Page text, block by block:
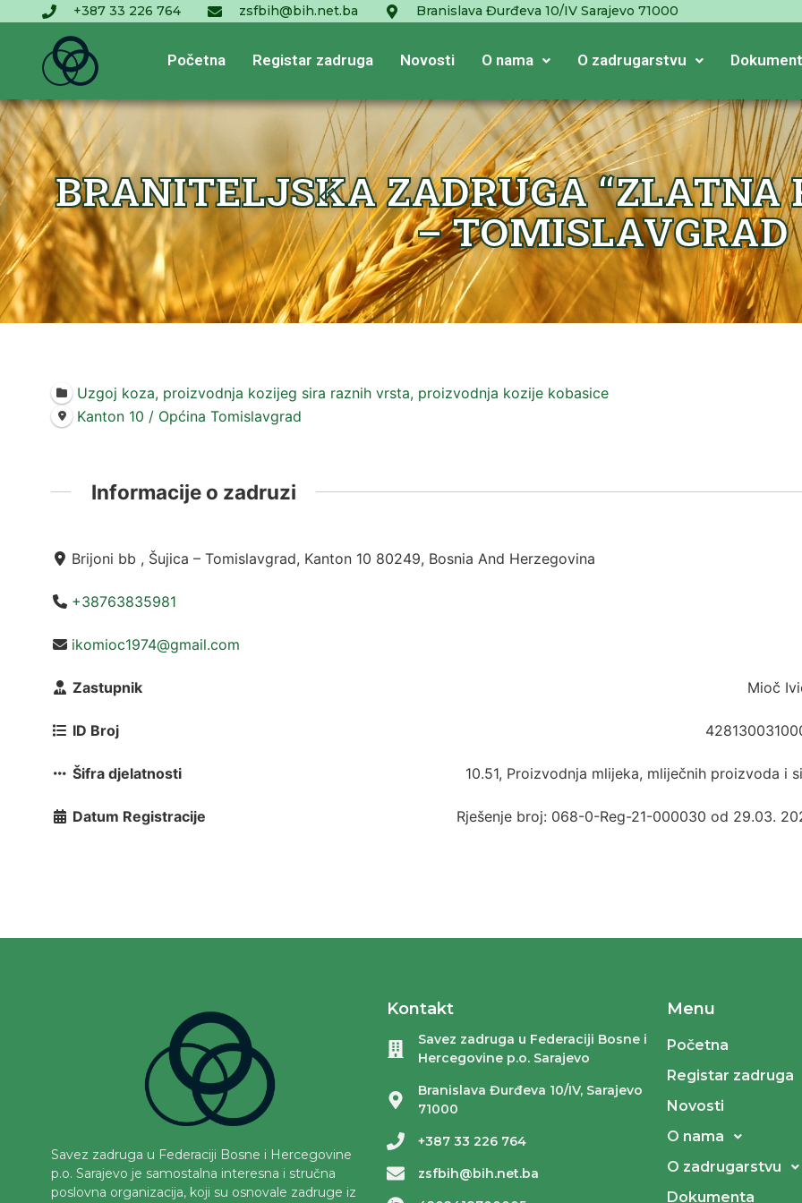
+387 33 226 764 zsfbih@bih.net.ba Branislava Đurđeva 10/IV Sarajevo 71000
Početna Registar zadruga Novosti O nama O zadrugarstvu
BRANITELJSKA ZADRUGA “ZLATNA
– TOMISLAVGRAD
Uzgoj koza, proizvodnja kozijeg sira raznih vrsta, proizvodnja kozije kobasice
Kanton 10 / Općina Tomislavgrad
Informacije o zadruzi
Brijoni bb , Šujica – Tomislavgrad, Kanton 10 80249, Bosnia And Herzegovina
+38763835981
ikomioc1974@gmail.com
Zastupnik Mioč
ID Broj
Šifra djelatnosti 10.51, Proizvodnja mlijeka, mliječnih proizvoda i
Datum Registracije Rješenje broj: 068-0-Reg-21-000030 od 29.03.
Savez zadruga u Federaciji Bosne i Hercegovine
p.o. Sarajevo je samostalna interesna i stručna
poslovna organizacija, koji su osnovale zadruge iz
Kontakt
Savez zadruga u Federaciji Bosne i
Hercegovine p.o. Sarajevo
Branislava Đurđeva 10/IV, Sarajevo
71000
+387 33 226 764
zsfbih@bih.net.ba
Menu
Početna
Registar zadruga
Novosti
O nama
O zadrugarstvu
Dokumenta